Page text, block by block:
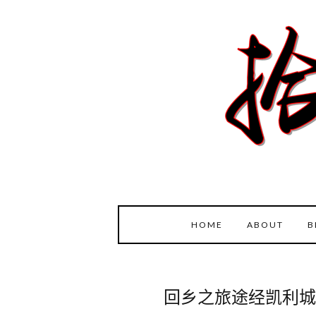
HOME ABOUT
回乡之旅途经凯利